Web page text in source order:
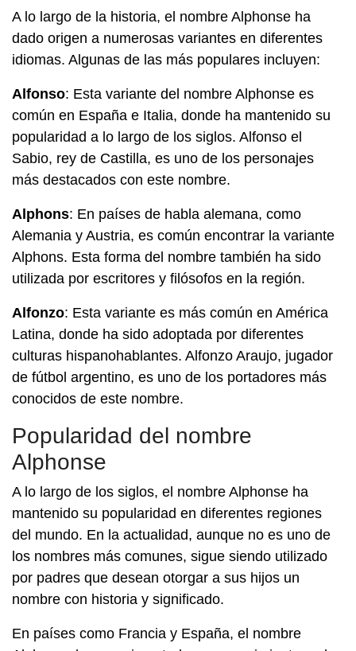
A lo largo de la historia, el nombre Alphonse ha
dado origen a numerosas variantes en diferentes
idiomas. Algunas de las más populares incluyen:
Alfonso: Esta variante del nombre Alphonse es
común en España e Italia, donde ha mantenido su
popularidad a lo largo de los siglos. Alfonso el
Sabio, rey de Castilla, es uno de los personajes
más destacados con este nombre.
Alphons: En países de habla alemana, como
Alemania y Austria, es común encontrar la variante
Alphons. Esta forma del nombre también ha sido
utilizada por escritores y filósofos en la región.
Alfonzo: Esta variante es más común en América
Latina, donde ha sido adoptada por diferentes
culturas hispanohablantes. Alfonzo Araujo, jugador
de fútbol argentino, es uno de los portadores más
conocidos de este nombre.
Popularidad del nombre
Alphonse
A lo largo de los siglos, el nombre Alphonse ha
mantenido su popularidad en diferentes regiones
del mundo. En la actualidad, aunque no es uno de
los nombres más comunes, sigue siendo utilizado
por padres que desean otorgar a sus hijos un
nombre con historia y significado.
En países como Francia y España, el nombre